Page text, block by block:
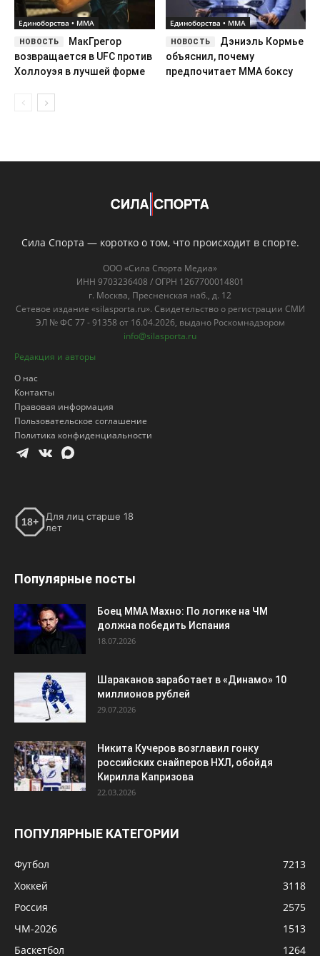
Единоборства • ММА
МакГрегор
возвращается в UFC против
Холлоуэя в лучшей форме
Единоборства • ММА
Дэниэль Кормье
объяснил, почему
предпочитает ММА боксу
Сила Спорта — коротко о том, что происходит в спорте.
ООО «Сила Спорта Медиа»
ИНН 9703236408 / ОГРН 1267700014801
г. Москва, Пресненская наб., д. 12
Сетевое издание «silasporta.ru». Свидетельство о регистрации СМИ
ЭЛ № ФС 77 - 91358 от 16.04.2026, выдано Роскомнадзором
info@silasporta.ru
Редакция и авторы
О нас
Контакты
Правовая информация
Пользовательское соглашение
Политика конфиденциальности
18+
Для лиц старше 18
лет
Популярные посты
Боец ММА Махно: По логике на ЧМ
должна победить Испания
18.07.2026
Шараканов заработает в «Динамо» 10
миллионов рублей
29.07.2026
Никита Кучеров возглавил гонку
российских снайперов НХЛ, обойдя
Кирилла Капризова
22.03.2026
ПОПУЛЯРНЫЕ КАТЕГОРИИ
Футбол
7213
Хоккей
3118
Россия
2575
ЧМ-2026
1513
Баскетбол
1264